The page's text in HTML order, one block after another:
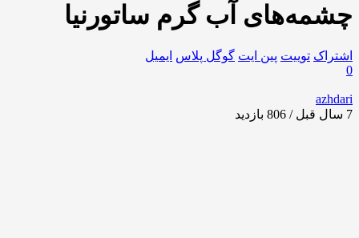
چشمه‌های آب گرم ساتورنیا
اشتراک توییت پین ایت گوگل‌ پلاس ایمیل
0
azhdari
7 سال قبل / 806
بازدید